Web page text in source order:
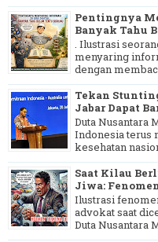
Pentingnya
Banyak Tahu
. Ilustrasi
menyaring
dengan
Tekan
Jabar Dapat
Duta Nusantara
Indonesia terus
kesehatan
Saat Kilau
Jiwa:
Ilustrasi
advokat saat
Duta Nusantara